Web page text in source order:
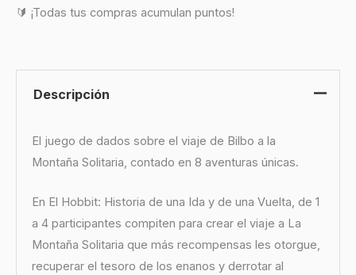
🔰 ¡Todas tus compras acumulan puntos!
Descripción
El juego de dados sobre el viaje de Bilbo a la
Montaña Solitaria, contado en 8 aventuras únicas.
En El Hobbit: Historia de una Ida y de una Vuelta, de 1
a 4 participantes compiten para crear el viaje a La
Montaña Solitaria que más recompensas les otorgue,
recuperar el tesoro de los enanos y derrotar al